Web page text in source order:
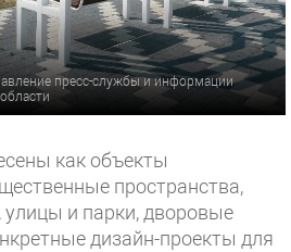
пресс-службы и информации
как объекты
пространства,
и парки, дворовые
дизайн-проекты для